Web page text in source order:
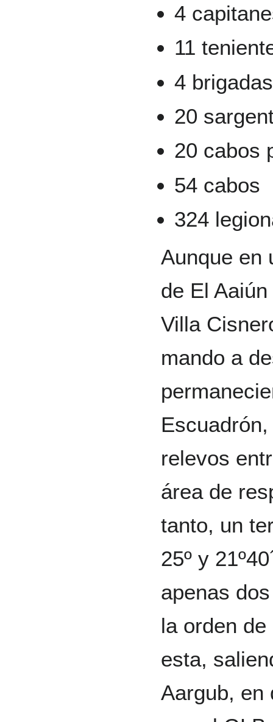
4
11
4 brigadas
20
20 cabos
54 cabos
324
Aunque en
de El
Villa
mando a
relevos
área de
tanto, un
25º y
apenas
la orden
esta,
Aargub, en